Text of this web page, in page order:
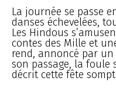
La journée se passe
danses échevelées,
Les Hindous
contes des Mille et
rend, annoncé par
son passage, la foule
décrit cette fête